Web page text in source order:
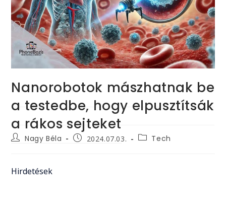
Nanorobotok mászhatnak be
a testedbe, hogy elpusztítsák
a rákos sejteket
PostNagy Béla
Post2024.07.03.
PostTech
Hirdetések